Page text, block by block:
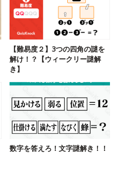
【難易度２】3つの四角の謎を
解け！？【ウィークリー謎解
き】
数字を答えろ！文字謎解き！！